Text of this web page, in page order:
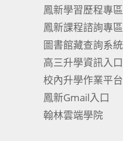
鳳新學習歷程專區
鳳新課程諮詢專區
圖書館藏查詢系統
高三升學資訊入口
校內升學作業平台
鳳新Gmail入口
翰林雲端學院